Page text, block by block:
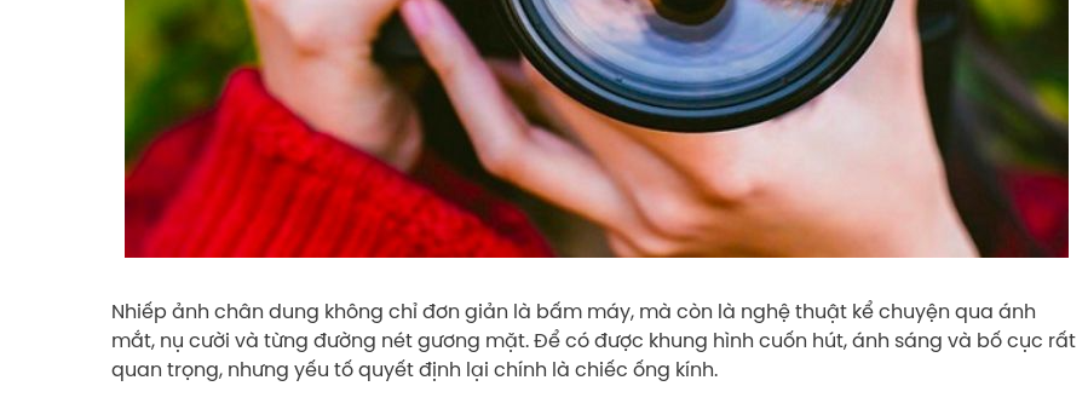
Nhiếp ảnh chân dung không chỉ đơn giản là bấm máy, mà còn là nghệ thuật kể chuyện qua ánh
mắt, nụ cười và từng đường nét gương mặt. Để có được khung hình cuốn hút, ánh sáng và bố cục rất
quan trọng, nhưng yếu tố quyết định lại chính là chiếc ống kính.